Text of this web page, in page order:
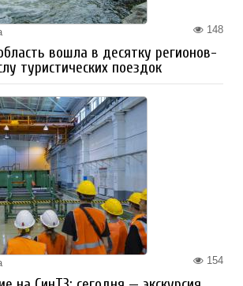
148
вошла в десятку регионов-
туристических поездок
154